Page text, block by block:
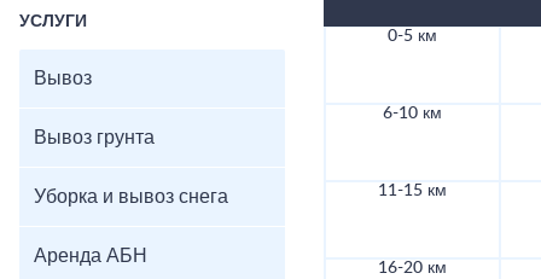
УСЛУГИ
Вывоз
Вывоз грунта
Уборка и вывоз снега
Аренда АБН
0-5 км
6-10 км
11-15 км
16-20 км